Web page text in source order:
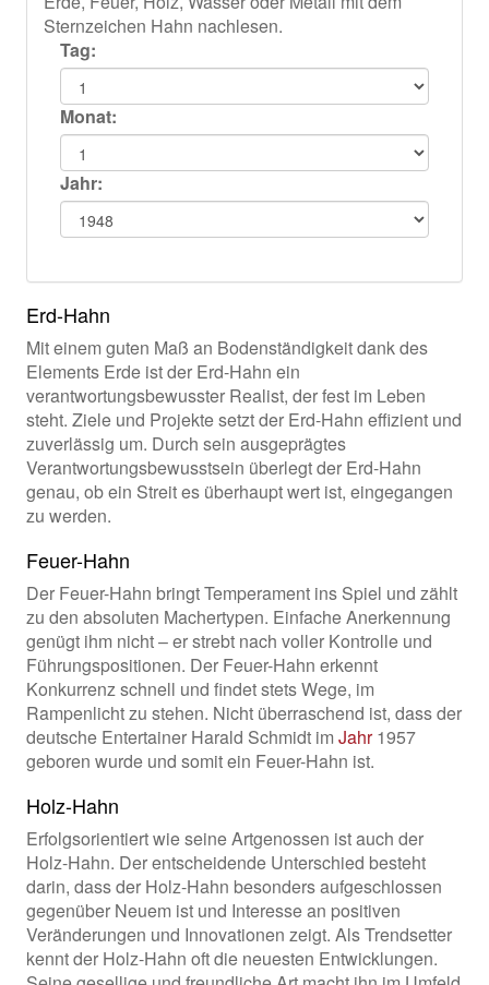
Sternzeichen Hahn nachlesen.
Tag:
Monat:
Jahr:
Erd-Hahn
Mit einem guten Maß an Bodenständigkeit dank des
Elements Erde ist der Erd-Hahn ein
verantwortungsbewusster Realist, der fest im Leben
steht. Ziele und Projekte setzt der Erd-Hahn effizient und
zuverlässig um. Durch sein ausgeprägtes
Verantwortungsbewusstsein überlegt der Erd-Hahn
genau, ob ein Streit es überhaupt wert ist, eingegangen
zu werden.
Feuer-Hahn
Der Feuer-Hahn bringt Temperament ins Spiel und zählt
zu den absoluten Machertypen. Einfache Anerkennung
genügt ihm nicht – er strebt nach voller Kontrolle und
Führungspositionen. Der Feuer-Hahn erkennt
Konkurrenz schnell und findet stets Wege, im
Rampenlicht zu stehen. Nicht überraschend ist, dass der
deutsche Entertainer Harald Schmidt im Jahr1957
geboren wurde und somit ein Feuer-Hahn ist.
Holz-Hahn
Erfolgsorientiert wie seine Artgenossen ist auch der
Holz-Hahn. Der entscheidende Unterschied besteht
darin, dass der Holz-Hahn besonders aufgeschlossen
gegenüber Neuem ist und Interesse an positiven
Veränderungen und Innovationen zeigt. Als Trendsetter
kennt der Holz-Hahn oft die neuesten Entwicklungen.